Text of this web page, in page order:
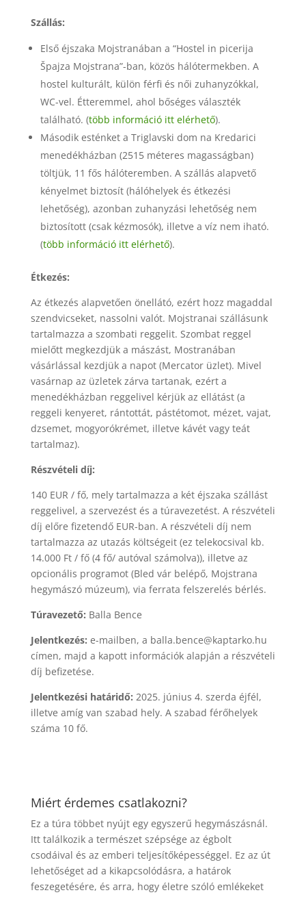
Szállás:
Első éjszaka Mojstranában a “Hostel in picerija
Špajza Mojstrana”-ban, közös hálótermekben. A
hostel kulturált, külön férfi és női zuhanyzókkal,
WC-vel. Étteremmel, ahol bőséges választék
található. (több információ itt elérhető).
Második esténket a Triglavski dom na Kredarici
menedékházban (2515 méteres magasságban)
töltjük, 11 fős hálóteremben. A szállás alapvető
kényelmet biztosít (hálóhelyek és étkezési
lehetőség), azonban zuhanyzási lehetőség nem
biztosított (csak kézmosók), illetve a víz nem iható.
(több információ itt elérhető).
Étkezés:
Az étkezés alapvetően önellátó, ezért hozz magaddal
szendvicseket, nassolni valót. Mojstranai szállásunk
tartalmazza a szombati reggelit. Szombat reggel
mielőtt megkezdjük a mászást, Mostranában
vásárlással kezdjük a napot (Mercator üzlet). Mivel
vasárnap az üzletek zárva tartanak, ezért a
menedékházban reggelivel kérjük az ellátást (a
reggeli kenyeret, rántottát, pástétomot, mézet, vajat,
dzsemet, mogyorókrémet, illetve kávét vagy teát
tartalmaz).
Részvételi díj:
140 EUR / fő, mely tartalmazza a két éjszaka szállást
reggelivel, a szervezést és a túravezetést. A részvételi
díj előre fizetendő EUR-ban. A részvételi díj nem
tartalmazza az utazás költségeit (ez telekocsival kb.
14.000 Ft / fő (4 fő/ autóval számolva)), illetve az
opcionális programot (Bled vár belépő, Mojstrana
hegymászó múzeum), via ferrata felszerelés bérlés.
Túravezető: Balla Bence
Jelentkezés: e-mailben, a balla.bence@kaptarko.hu
címen, majd a kapott információk alapján a részvételi
díj befizetése.
Jelentkezési határidő: 2025. június 4. szerda éjfél,
illetve amíg van szabad hely. A szabad férőhelyek
száma 10 fő.
Miért érdemes csatlakozni?
Ez a túra többet nyújt egy egyszerű hegymászásnál.
Itt találkozik a természet szépsége az égbolt
csodáival és az emberi teljesítőképességgel. Ez az út
lehetőséget ad a kikapcsolódásra, a határok
feszegetésére, és arra, hogy életre szóló emlékeket